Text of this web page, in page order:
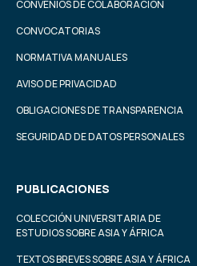
CONVENIOS DE COLABORACIÓN
CONVOCATORIAS
NORMATIVA MANUALES
AVISO DE PRIVACIDAD
OBLIGACIONES DE TRANSPARENCIA
SEGURIDAD DE DATOS PERSONALES
PUBLICACIONES
COLECCIÓN UNIVERSITARIA DE
ESTUDIOS SOBRE ASIA Y ÁFRICA
TEXTOS BREVES SOBRE ASIA Y ÁFRICA